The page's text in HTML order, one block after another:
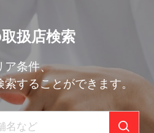
扱店検索
ア条件、
索することができます。